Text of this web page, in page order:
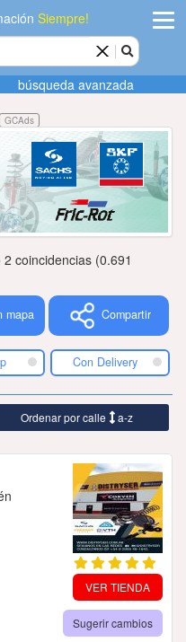
Siempre!
Agregar
empresa
Actualizar
datos
Publicidad
Tiendacores
Contactenos
búsqueda avanzada
GCAds
coincidencias (0.691
mapa Compartir
Con Delivery
Ordenar por calle a-z
VER TIENDA
Sugerir cambios